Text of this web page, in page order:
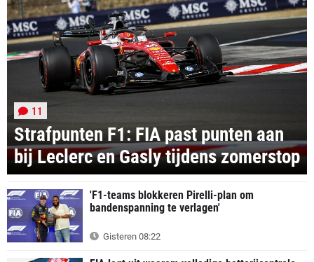
Strafpunten F1: FIA past punten aan
bij Leclerc en Gasly tijdens zomerstop
11
'F1-teams blokkeren Pirelli-plan om
bandenspanning te verlagen'
Gisteren 08:22